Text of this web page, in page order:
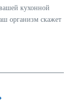
кухонной
организм скажет